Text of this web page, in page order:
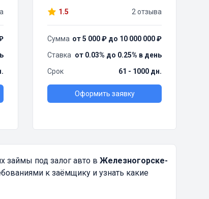
1.5 2 отзыва
Сумма от 5 000 ₽ до 10 000 000 ₽
Ставка от 0.03% до 0.25% в день
Срок
61 - 1000 дн.
Оформить заявку
займы под залог авто в Железногорске-
к заёмщику и узнать какие